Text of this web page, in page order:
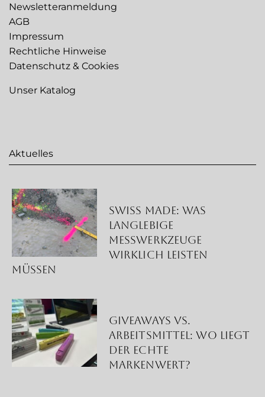
Newsletteranmeldung
AGB
Impressum
Rechtliche Hinweise
Datenschutz & Cookies
Unser Katalog
Aktuelles
Swiss Made: Was
langlebige
Messwerkzeuge
wirklich leisten
müssen
Giveaways vs.
Arbeitsmittel: Wo liegt
der echte
Markenwert?